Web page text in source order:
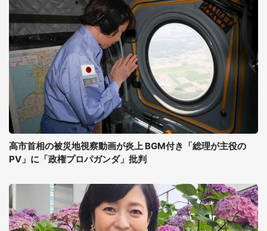
高市首相の被災地視察動画が炎上 BGM付き「総理が主役の
PV」に「政権プロパガンダ」批判